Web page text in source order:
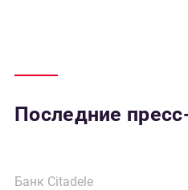
Последние
Банк Citadele